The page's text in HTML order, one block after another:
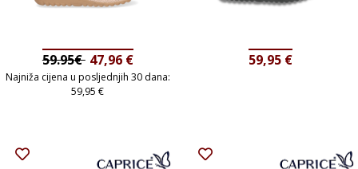
59.95€ 47,96 €
Najniža cijena u posljednjih 30 dana:
59,95€
59,95 €